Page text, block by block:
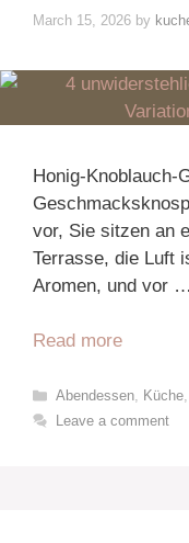
March 15, 2026 by
Honig-Knoblauch-
vor, Sie sitzen an
Terrasse, die Luft
Aromen, und vor …
Read more
Categories
Abendessen, Küche,
Leave a comment